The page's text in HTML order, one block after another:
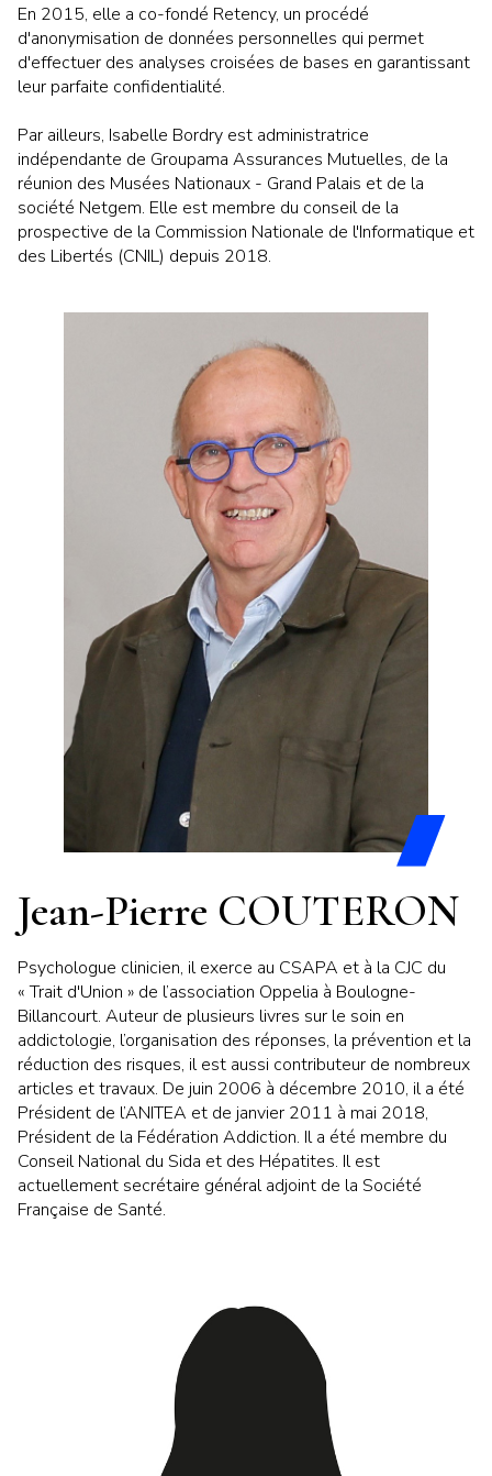
En 2015, elle a co-fondé Retency, un procédé
d'anonymisation de données personnelles qui permet
d'effectuer des analyses croisées de bases en garantissant
leur parfaite confidentialité.
Par ailleurs, Isabelle Bordry est administratrice
indépendante de Groupama Assurances Mutuelles, de la
réunion des Musées Nationaux - Grand Palais et de la
société Netgem. Elle est membre du conseil de la
prospective de la Commission Nationale de l'Informatique et
des Libertés (CNIL) depuis 2018.
Jean-Pierre COUTERON
Psychologue clinicien, il exerce au CSAPA et à la CJC du
« Trait d'Union » de l’association Oppelia à Boulogne-
Billancourt. Auteur de plusieurs livres sur le soin en
addictologie, l’organisation des réponses, la prévention et la
réduction des risques, il est aussi contributeur de nombreux
articles et travaux. De juin 2006 à décembre 2010, il a été
Président de l’ANITEA et de janvier 2011 à mai 2018,
Président de la Fédération Addiction. Il a été membre du
Conseil National du Sida et des Hépatites. Il est
actuellement secrétaire général adjoint de la Société
Française de Santé.